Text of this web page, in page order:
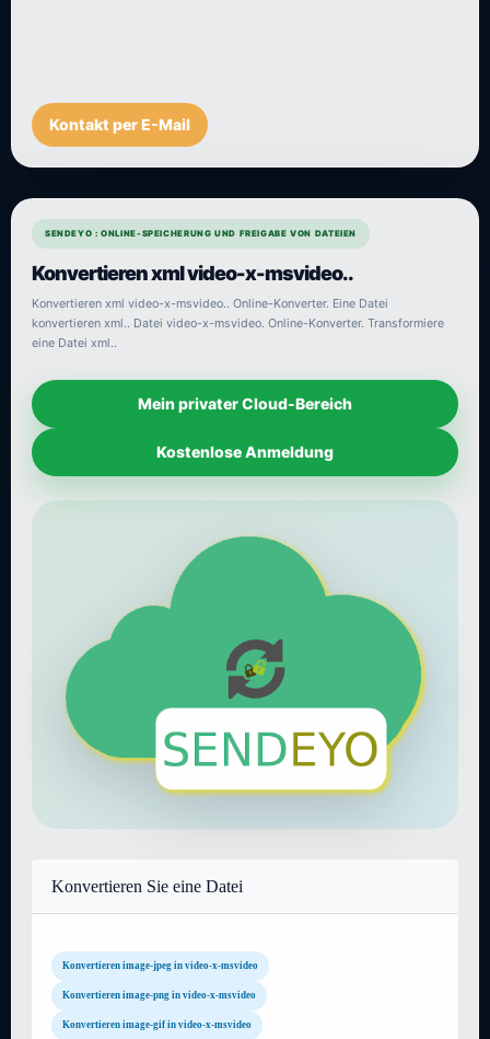
Kontakt per E-Mail
SENDEYO : ONLINE-SPEICHERUNG UND FREIGABE VON DATEIEN
Konvertieren xml video-x-msvideo..
Konvertieren xml video-x-msvideo.. Online-Konverter. Eine Datei
konvertieren xml.. Datei video-x-msvideo. Online-Konverter. Transformiere
eine Datei xml..
Mein privater Cloud-Bereich
Kostenlose Anmeldung
Konvertieren Sie eine Datei
Konvertieren image-jpeg in video-x-msvideo
Konvertieren image-png in video-x-msvideo
Konvertieren image-gif in video-x-msvideo